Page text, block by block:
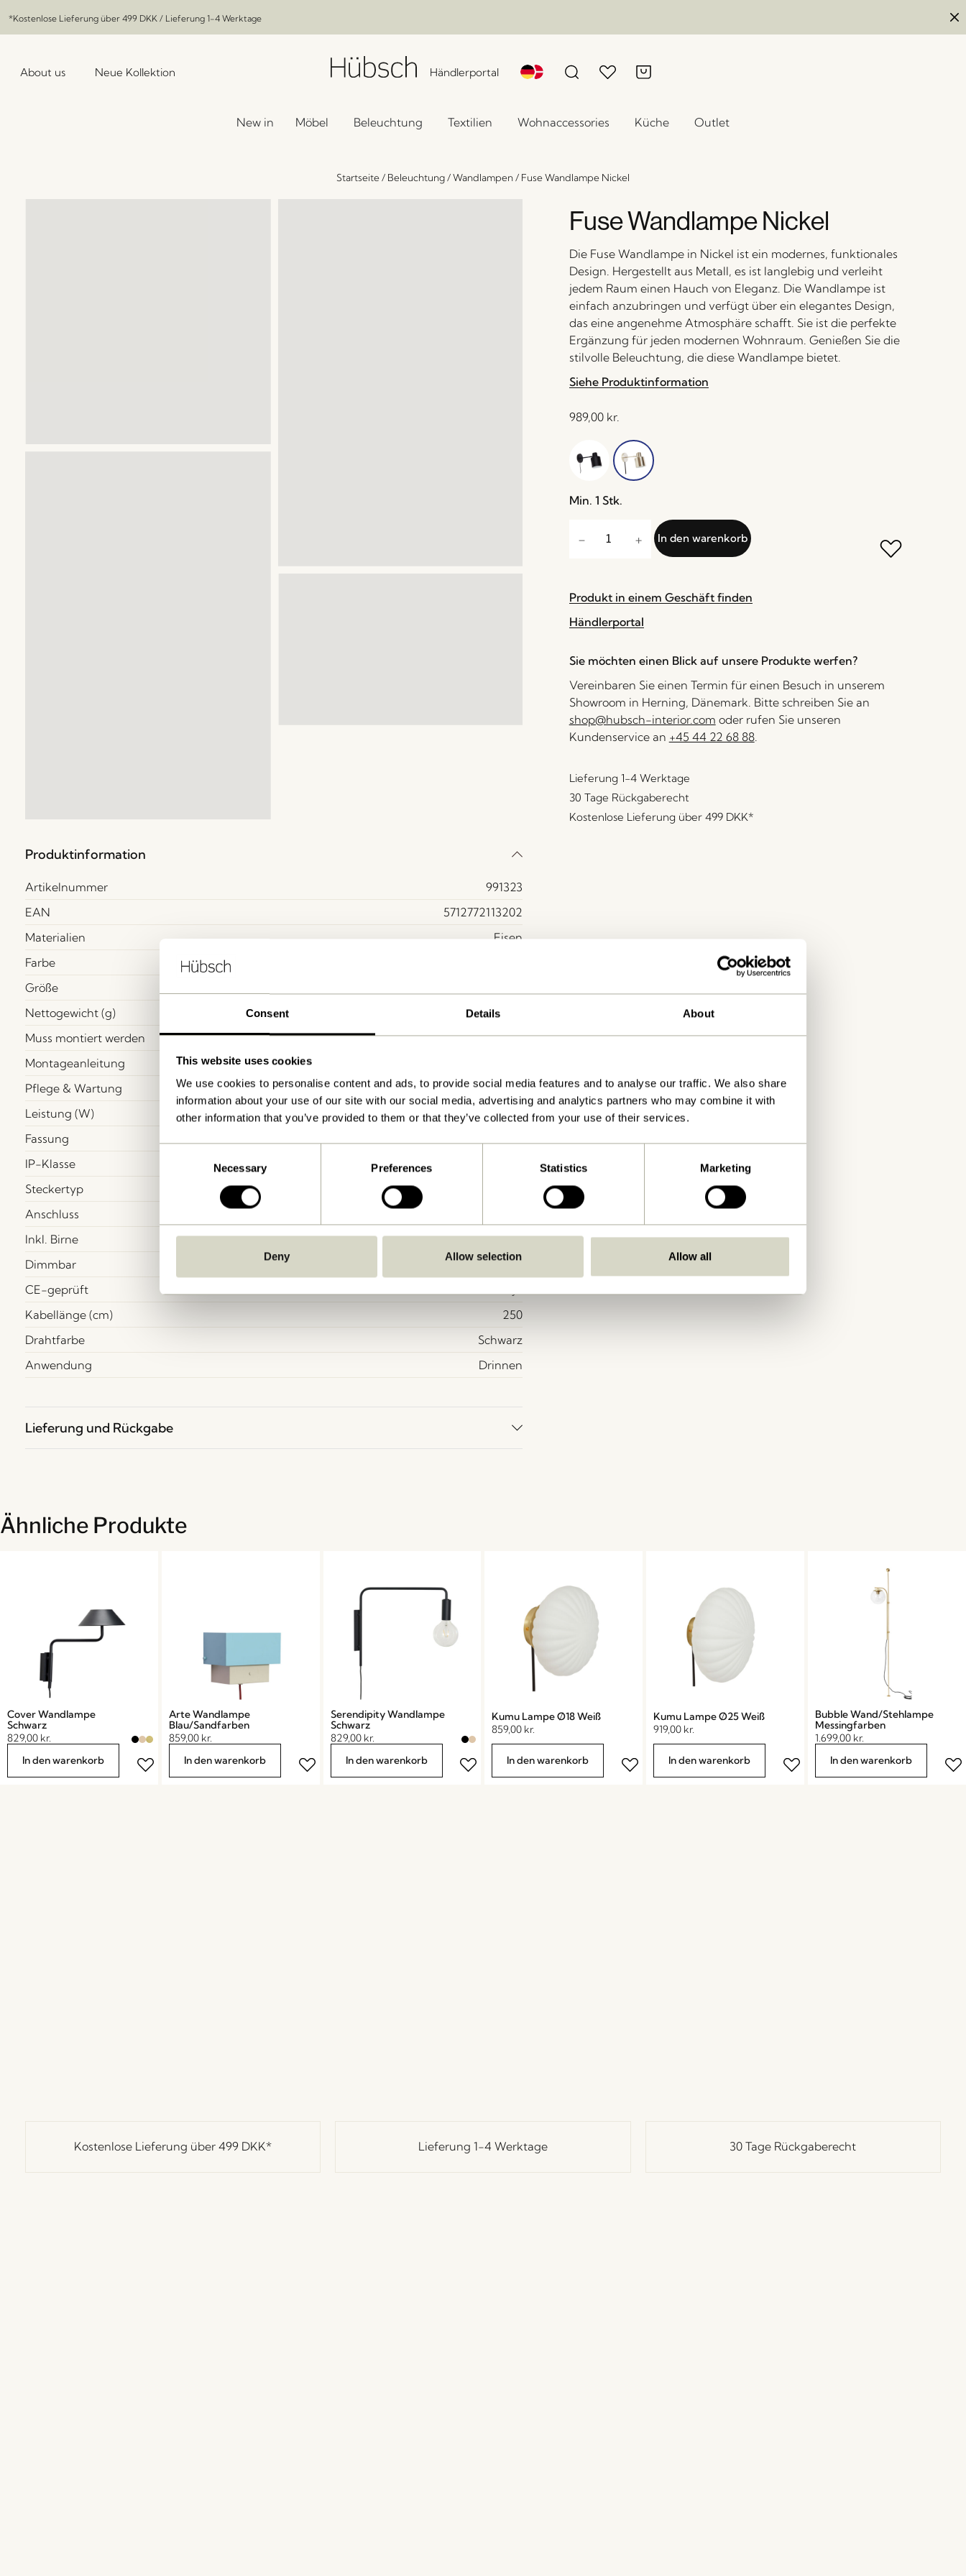
Consent Details About
This website uses cookies
We use cookies to personalise content and ads, to provide social media features and to analyse our traffic. We also share
information about your use of our site with our social media, advertising and analytics partners who may combine it with
other information that you’ve provided to them or that they’ve collected from your use of their services.
Necessary Preferences Statistics Marketing
Deny Allow selection Allow all
*Kostenlose Lieferung über 499 DKK / Lieferung 1-4 Werktage
About us Neue Kollektion Händlerportal
New in Möbel Beleuchtung Textilien Wohnaccessories Küche Outlet
Startseite/ Beleuchtung/Wandlampen/ Fuse Wandlampe Nickel
Produktinformation
Artikelnummer
991323
EAN
5712772113202
Materialien
Eisen
Farbe
Größe
Nettogewicht (g)
Muss montiert werden
Ja
Montageanleitung
Pflege & Wartung
Anleitung ansehen
Leistung (W)
15,0
Fassung
IP-Klasse
Steckertyp
Anschluss
Inkl. Birne
Nein
Dimmbar
Ja (Nicht integriert)
CE-geprüft
Kabellänge (cm)
250
Drahtfarbe
Schwarz
Anwendung
Drinnen
Lieferung und Rückgabe
Fuse Wandlampe Nickel
Die Fuse Wandlampe in Nickel ist ein modernes, funktionales
Design. Hergestellt aus Metall, es ist langlebig und verleiht
jedem Raum einen Hauch von Eleganz. Die Wandlampe ist
einfach anzubringen und verfügt über ein elegantes Design,
das eine angenehme Atmosphäre schafft. Sie ist die perfekte
Ergänzung für jeden modernen Wohnraum. Genießen Sie die
stilvolle Beleuchtung, die diese Wandlampe bietet.
Siehe Produktinformation
989,00 kr.
Min. 1 Stk.
In den warenkorb
Produkt in einem Geschäft finden
Händlerportal
Sie möchten einen Blick auf unsere Produkte werfen?
Vereinbaren Sie einen Termin für einen Besuch in unserem
Showroom in Herning, Dänemark. Bitte schreiben Sie an
shop@hubsch-interior.com oder rufen Sie unseren
Kundenservice an +45 44 22 68 88.
Lieferung 1-4 Werktage
30 Tage Rückgaberecht
Kostenlose Lieferung über 499 DKK*
Ähnliche Produkte
Cover Wandlampe
Schwarz
829,00 kr.
In den warenkorb
Arte Wandlampe
Blau/Sandfarben
859,00 kr.
In den warenkorb
Serendipity Wandlampe
Schwarz
829,00 kr.
In den warenkorb
Kumu Lampe Ø18 Weiß
859,00 kr.
In den warenkorb
Kumu Lampe Ø25 Weiß
919,00 kr.
In den warenkorb
Bubble Wand/Stehlampe
Messingfarben
1.699,00 kr.
In den warenkorb
Kostenlose Lieferung über499 DKK* Lieferung 1-4 Werktage 30 Tage Rückgaberecht